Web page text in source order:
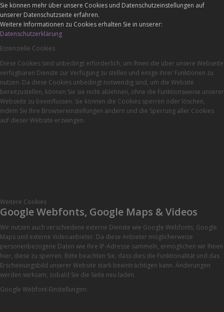
Sie können mehr über unsere Cookies und Datenschutzeinstellungen auf
unserer Datenschutzseite erfahren.
Weitere Informationen zu Cookies erhalten Sie in unserer:
Datenschutzerklärung
Essenzielle Cookies
Diese Cookies sind unbedingt erforderlich, um Ihnen die über unsere Webseite
verfügbaren Dienste zur Verfügung zu stellen und einige ihrer Funktionen zu
nutzen. Da diese Cookies unbedingt notwendig sind, um die Website
bereitzustellen, können Sie sie nicht ablehnen, ohne die Funktionsweise unserer
Webseite zu beeinflussen. Sie können die Cookies sperren oder löschen,
indem Sie Ihre Browsereinstellungen ändern und die Sperrung aller Cookies
auf dieser Website erzwingen.
Weitere Cookies
Google Webfonts, Google Maps & Videos
Wir nutzen auch verschiedene externe Dienste wie Google Webfonts, Google
Maps und externe Videoanbieter. Da diese Anbieter möglicherweise
personenbezogene Daten wie Ihre IP-Adresse sammeln, ermöglichen wir Ihnen
hier, diese zu sperren. Bitte beachten Sie, dass dies die Funktionalität und das
Erscheinungsbild unserer Website stark beeinträchtigen kann. Änderungen
werden wirksam, sobald Sie die Seite neu laden.
Google Webfont-Einstellungen: